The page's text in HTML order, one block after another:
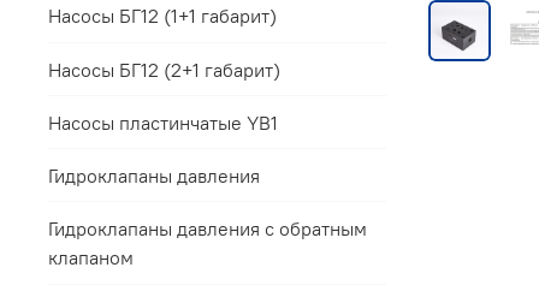
Насосы БГ12 (1+1 габарит)
Насосы БГ12 (2+1 габарит)
Насосы пластинчатые YB1
Гидроклапаны давления
Гидроклапаны давления с обратным
клапаном